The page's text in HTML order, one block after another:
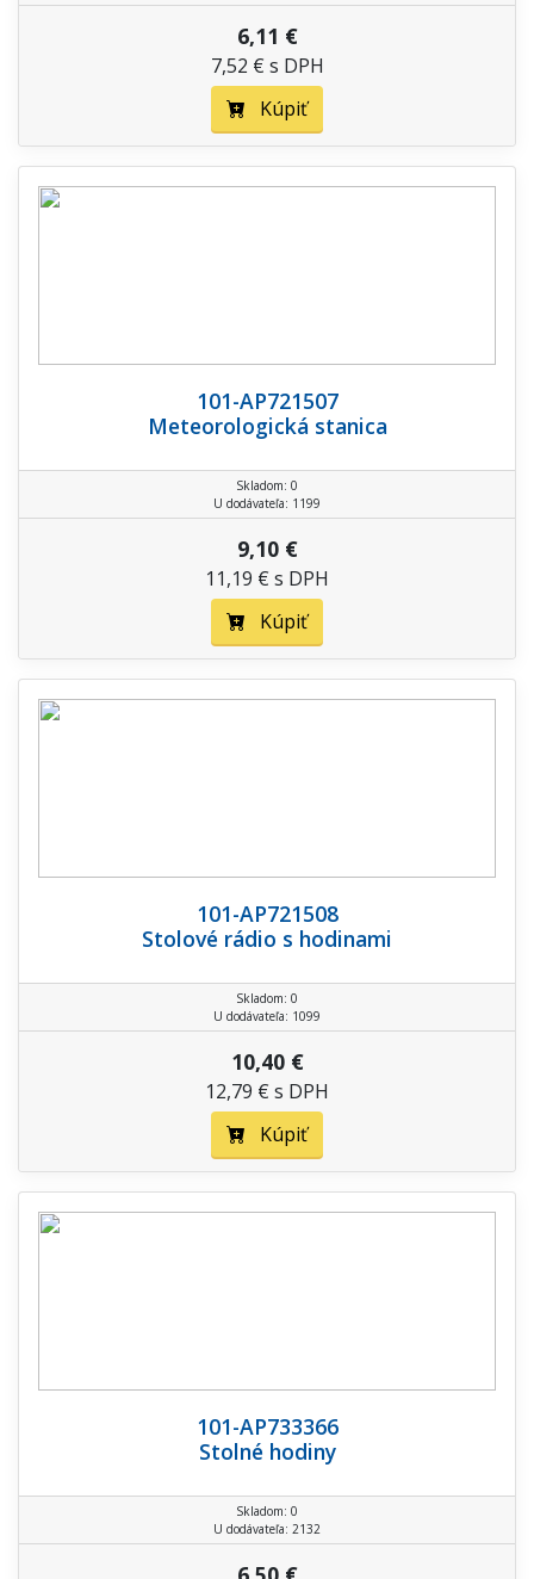
6,11 €
7,52 € s DPH
Kúpiť
101-AP721507
Meteorologická stanica
Skladom: 0
U dodávateľa: 1199
9,10 €
11,19 € s DPH
Kúpiť
101-AP721508
Stolové rádio s hodinami
Skladom: 0
U dodávateľa: 1099
10,40 €
12,79 € s DPH
Kúpiť
101-AP733366
Stolné hodiny
Skladom: 0
U dodávateľa: 2132